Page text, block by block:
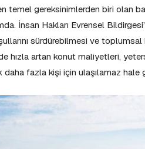
temel gereksinimlerden biri olan
İnsan Hakları Evrensel
sürdürebilmesi ve
hızla artan konut maliyetleri,
daha fazla kişi için ulaşılamaz